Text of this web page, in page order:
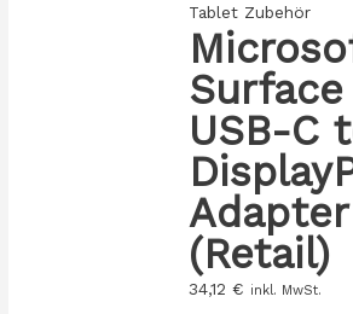
Tablet Zubehör
Surface
USB-C
Adapter
(Retail)
34,12 € inkl. MwSt.